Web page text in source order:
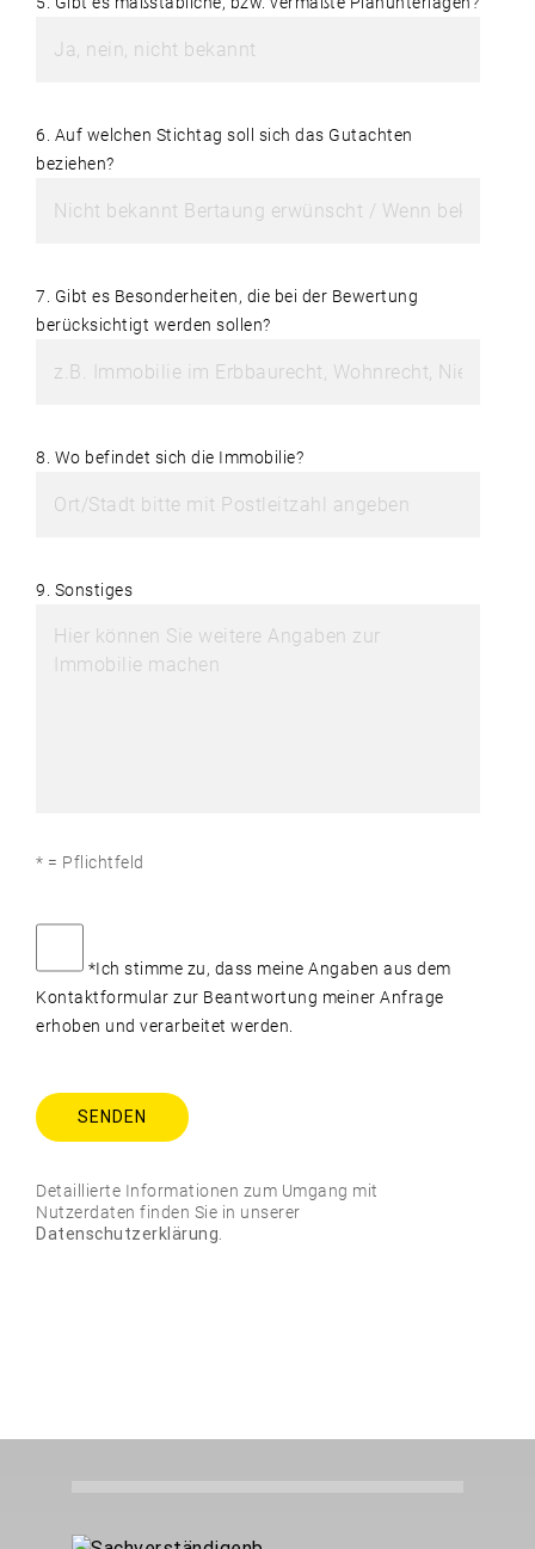
6. Auf welchen Stichtag soll sich das Gutachten
beziehen?
7. Gibt es Besonderheiten, die bei der Bewertung
berücksichtigt werden sollen?
8. Wo befindet sich die Immobilie?
9. Sonstiges
* = Pflichtfeld
*Ich stimme zu, dass meine Angaben aus dem
Kontaktformular zur Beantwortung meiner Anfrage
erhoben und verarbeitet werden.
Detaillierte Informationen zum Umgang mit
Nutzerdaten finden Sie in unserer
Datenschutzerklärung.